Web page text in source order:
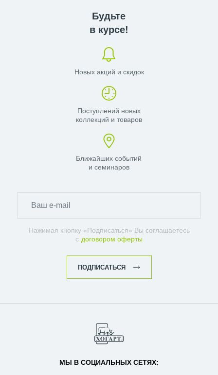
Будьте
в курсе!
Новых акций и скидок
Поступлений новых
коллекций и товаров
Ближайших событий
и семинаров
Нажимая кнопку «Подписаться» Вы соглашаетесь
с договором оферты
ПОДПИСАТЬСЯ
МЫ В СОЦИАЛЬНЫХ СЕТЯХ: